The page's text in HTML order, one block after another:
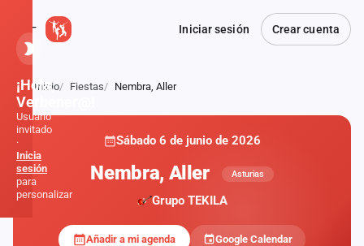
Iniciar sesión Crear cuenta
Atrás
Inicio Fiestas Nembra, Aller
Sábado 6 de junio de 2026
Nembra, Aller Asturias
Grupo TEKILA
Añadir a mi agenda Google Calendar
¡Hola,
Verbener@!
Usuario
invitado
·
Inicia
sesión
para
personalizar